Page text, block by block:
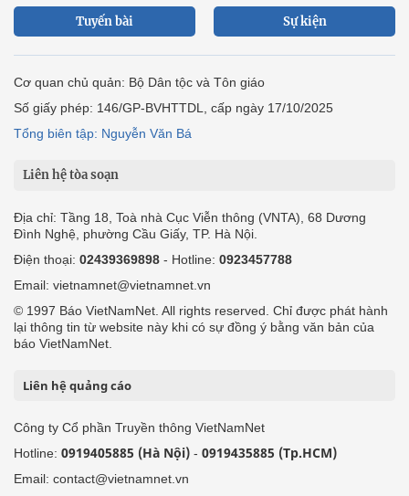
Tuyến bài Sự kiện
Cơ quan chủ quản: Bộ Dân tộc và Tôn giáo
Số giấy phép: 146/GP-BVHTTDL, cấp ngày 17/10/2025
Tổng biên tập: Nguyễn Văn Bá
Liên hệ tòa soạn
Địa chỉ: Tầng 18, Toà nhà Cục Viễn thông (VNTA), 68 Dương
Đình Nghệ, phường Cầu Giấy, TP. Hà Nội.
Điện thoại: 02439369898 - Hotline: 0923457788
Email: vietnamnet@vietnamnet.vn
© 1997 Báo VietNamNet. All rights reserved. Chỉ được phát hành
lại thông tin từ website này khi có sự đồng ý bằng văn bản của
báo VietNamNet.
Liên hệ quảng cáo
Công ty Cổ phần Truyền thông VietNamNet
Hotline: 0919405885 (Hà Nội) - 0919435885 (Tp.HCM)
Email: contact@vietnamnet.vn